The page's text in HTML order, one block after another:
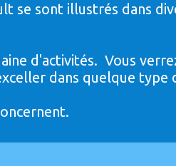
se sont illustrés dans
d'activités. Vous
dans quelque type